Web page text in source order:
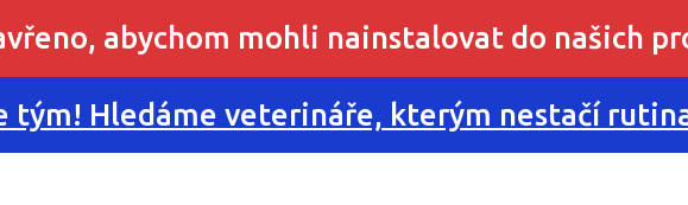
abychom mohli nainstalovat do našich
tým! Hledáme veterináře, kterým nestačí